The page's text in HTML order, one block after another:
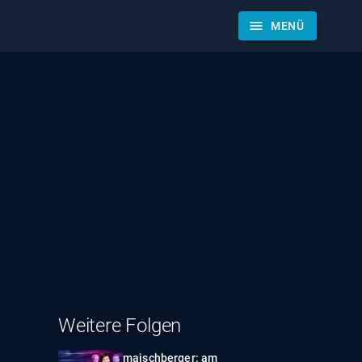
menu MENÜ
Weitere Folgen
maischberger: am